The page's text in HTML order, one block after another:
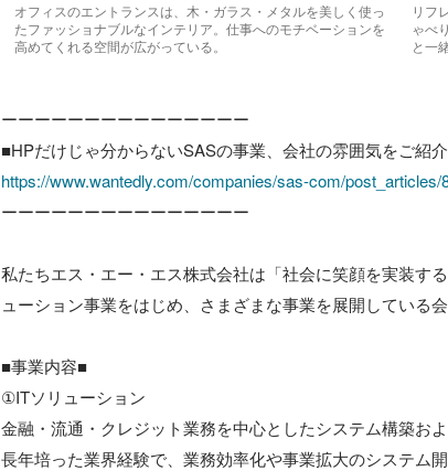
オフィスのエントランスは、木・ガラス・メタルを美しく使っ
たファッショナブルなインテリア。仕事へのモチベーションを
高めてくれる空間が広がっている。
リフ
ゃべ
と一
ーーーーーーーーーーーーーーー
https://www.wantedly.com/companies/sas-com/post_articles/
ーーーーーーーーーーーーーーー
私たちエス・エー・エス株式会社は「社会に笑顔を実装す
ューション事業をはじめ、さまざまな事業を展開している会
■事業内容■
①ITソリューション
金融・流通・クレジット業務を中心としたシステム構築お
長年培った業界経験で、業務効率化や事業拡大のシステム